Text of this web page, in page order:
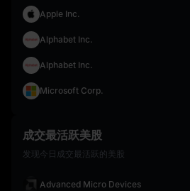
Apple Inc.
Alphabet Inc.
Alphabet Inc.
Microsoft Corp.
成交最活跃美股
发现今日成交最活跃的美股
Advanced Micro Devices